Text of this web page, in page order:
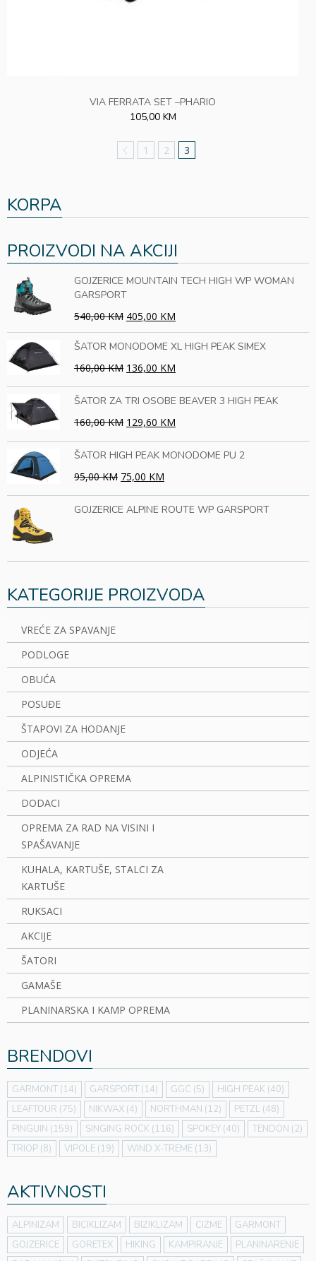
VIA FERRATA SET –PHARIO
105,00 KM
1 2 3
KORPA
PROIZVODI NA AKCIJI
GOJZERICE MOUNTAIN TECH HIGH WP WOMAN
GARSPORT
540,00 KM 405,00 KM
ŠATOR MONODOME XL HIGH PEAK SIMEX
160,00 KM 136,00 KM
ŠATOR ZA TRI OSOBE BEAVER 3 HIGH PEAK
160,00 KM 129,60 KM
ŠATOR HIGH PEAK MONODOME PU 2
95,00 KM 75,00 KM
GOJZERICE ALPINE ROUTE WP GARSPORT
KATEGORIJE PROIZVODA
VREĆE ZA SPAVANJE
PODLOGE
OBUĆA
POSUĐE
ŠTAPOVI ZA HODANJE
ODJEĆA
ALPINISTIČKA OPREMA
DODACI
OPREMA ZA RAD NA VISINI I
SPAŠAVANJE
KUHALA, KARTUŠE, STALCI ZA
KARTUŠE
RUKSACI
AKCIJE
ŠATORI
GAMAŠE
PLANINARSKA I KAMP OPREMA
BRENDOVI
GARMONT (14) GARSPORT (14) GGC (5) HIGH PEAK (40)
LEAFTOUR (75) NIKWAX (4) NORTHMAN (12) PETZL (48)
PINGUIN (159) SINGING ROCK (116) SPOKEY (40) TENDON (2)
TRIOP (8) VIPOLE (19) WIND X-TREME (13)
AKTIVNOSTI
ALPINIZAM BICIKLIZAM BIZIKLIZAM CIZME
GARMONT
GOJZERICE
GORETEX HIKING KAMPIRANJE
PLANINARENJE